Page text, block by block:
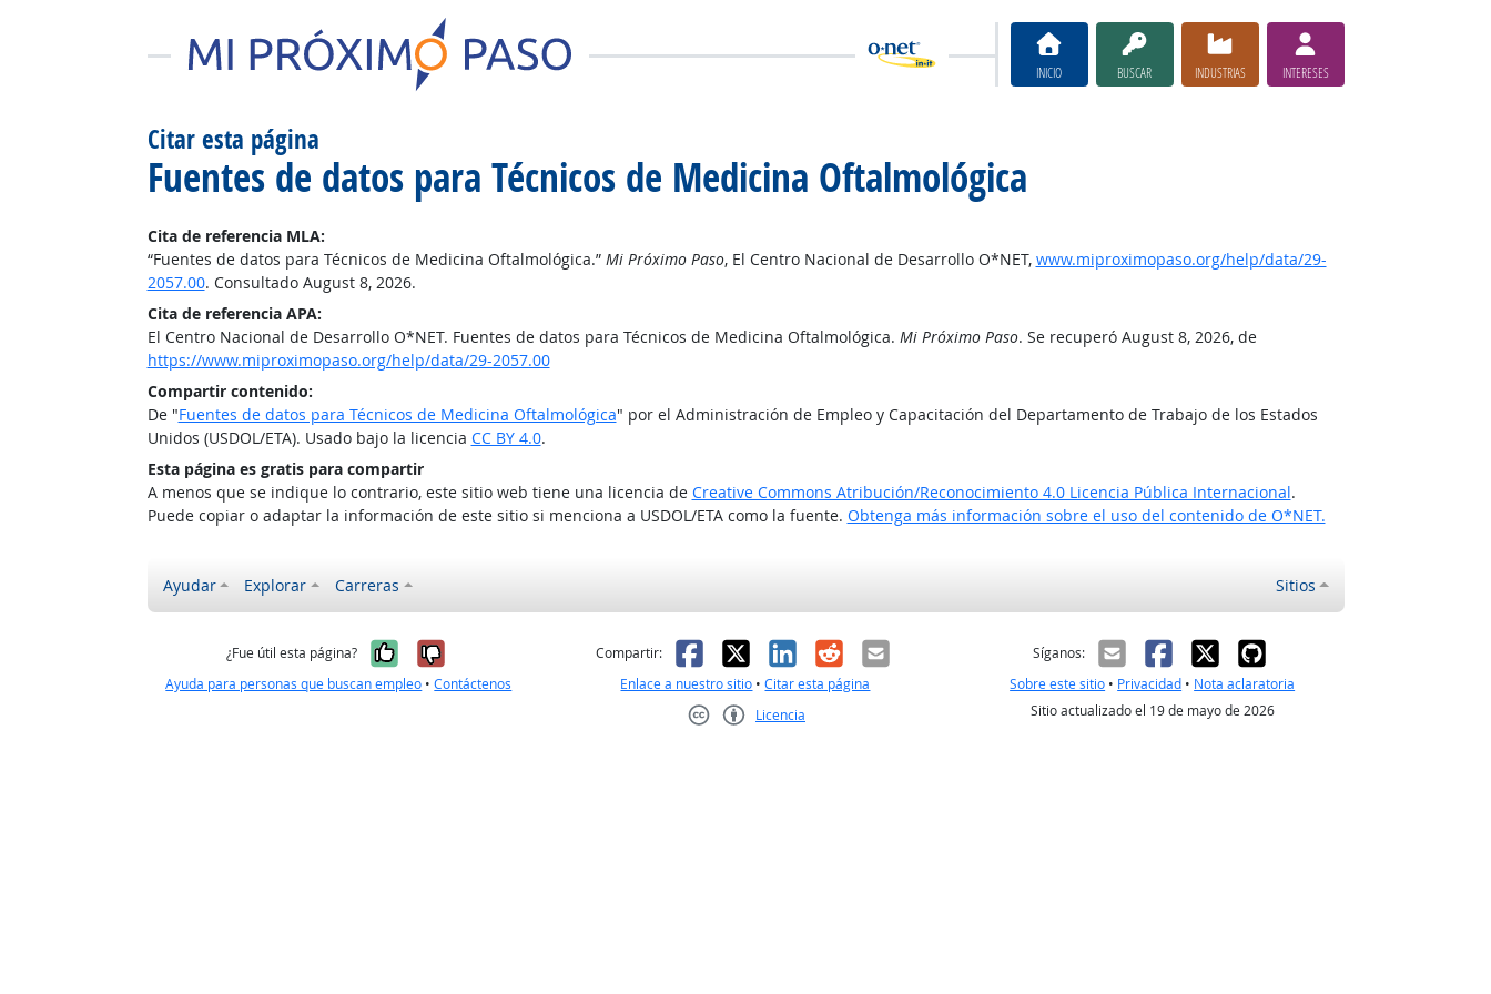
INICIO BUSCAR INDUSTRIAS INTERESES
Citar esta página
Fuentes de datos para Técnicos de Medicina Oftalmológica
Cita de referencia MLA:
“Fuentes de datos para Técnicos de Medicina Oftalmológica.” Mi Próximo Paso, El Centro Nacional de Desarrollo O*NET, www.miproximopaso.org/help/data/29-
2057.00. Consultado August 8, 2026.
Cita de referencia APA:
El Centro Nacional de Desarrollo O*NET. Fuentes de datos para Técnicos de Medicina Oftalmológica. Mi Próximo Paso. Se recuperó August 8, 2026, de
https://www.miproximopaso.org/help/data/29-2057.00
Compartir contenido:
De "Fuentes de datos para Técnicos de Medicina Oftalmológica" por el Administración de Empleo y Capacitación del Departamento de Trabajo de los Estados
Unidos (USDOL/ETA). Usado bajo la licencia CC BY 4.0.
Esta página es gratis para compartir
A menos que se indique lo contrario, este sitio web tiene una licencia de Creative Commons Atribución/Reconocimiento 4.0 Licencia Pública Internacional.
Puede copiar o adaptar la información de este sitio si menciona a USDOL/ETA como la fuente. Obtenga más información sobre el uso del contenido de O*NET.
Ayudar Explorar Carreras Sitios
¿Fue útil esta página? Sí, fue útil
No, no fue útil
Ayuda para personas que buscan empleo •Contáctenos
Compartir: Facebook
X LinkedIn
RedditCorreo electrónico
Enlace a nuestro sitio •Citar esta página
Licencia
Síganos:
Sobre este sitio • Privacidad • Nota aclaratoria
Sitio actualizado el 19 de mayo de 2026